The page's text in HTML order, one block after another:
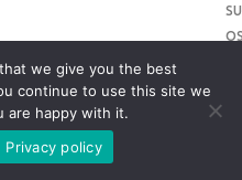
we give you the best
continue to use this site we
are happy with it.
Privacy policy